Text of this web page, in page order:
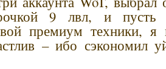
9 лвл, и
премиум техники,
– ибо сэкономил